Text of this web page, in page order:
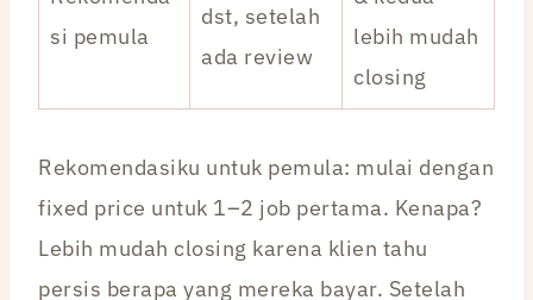
si pemula
dst, setelah
ada review
lebih mudah
closing
Rekomendasiku untuk pemula: mulai dengan
fixed price untuk 1–2 job pertama. Kenapa?
Lebih mudah closing karena klien tahu
persis berapa yang mereka bayar. Setelah